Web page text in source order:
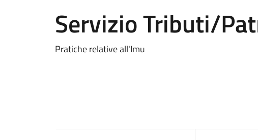
Servizio Tributi/
Pratiche relative all'Imu